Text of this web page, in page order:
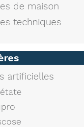
de maison
techniques
artificielles